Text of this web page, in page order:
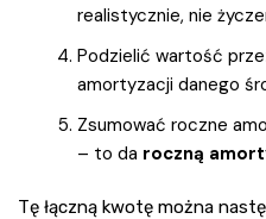
realistycznie, nie
Podzielić wartość
amortyzacji danego
Zsumować roczne
– to da roczną
Tę łączną kwotę można